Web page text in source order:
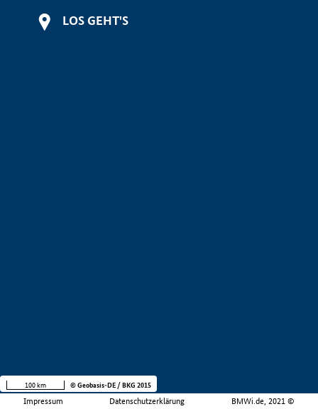
LOS GEHT'S
Impressum Datenschutzerklärung BMWi.de, 2021 ©
100 km © Geobasis-DE / BKG 2015